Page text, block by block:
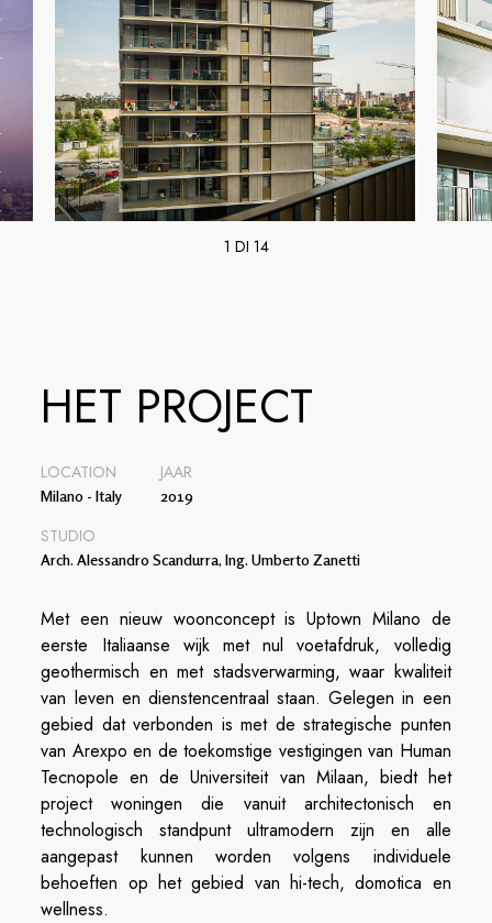
1 DI 14
HET PROJECT
LOCATION
Milano - Italy
JAAR
2019
STUDIO
Arch. Alessandro Scandurra, Ing. Umberto Zanetti
Met een nieuw woonconcept is Uptown Milano de
eerste Italiaanse wijk met nul voetafdruk, volledig
geothermisch en met stadsverwarming, waar kwaliteit
van leven en dienstencentraal staan. Gelegen in een
gebied dat verbonden is met de strategische punten
van Arexpo en de toekomstige vestigingen van Human
Tecnopole en de Universiteit van Milaan, biedt het
project woningen die vanuit architectonisch en
technologisch standpunt ultramodern zijn en alle
aangepast kunnen worden volgens individuele
behoeften op het gebied van hi-tech, domotica en
wellness.